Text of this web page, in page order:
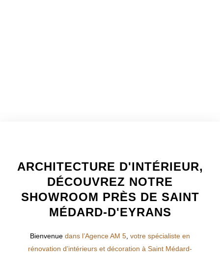
ARCHITECTURE D'INTÉRIEUR,
DÉCOUVREZ NOTRE
SHOWROOM PRÈS DE SAINT
MÉDARD-D'EYRANS
Bienvenue dans l’Agence AM 5 votre spécialiste en
rénovation d’intérieurs et décoration à Saint Médard-